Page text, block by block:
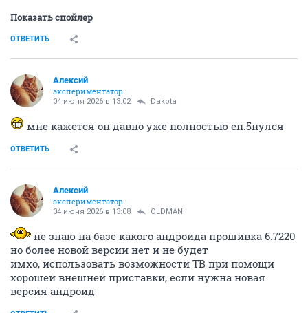
Показать спойлер
ОТВЕТИТЬ
Алексий
экспериментатор
04 июня 2026 в 13:02 Dаkota
мне кажется он давно уже полностью еп.5нулся
ОТВЕТИТЬ
Алексий
экспериментатор
04 июня 2026 в 13:08 OLDMAN
не знаю на базе какого андроида прошивка 6.7220
но более новой версии нет и не будет
имхо, использовать возможности ТВ при помощи
хорошей внешней приставки, если нужна новая
версия андроид